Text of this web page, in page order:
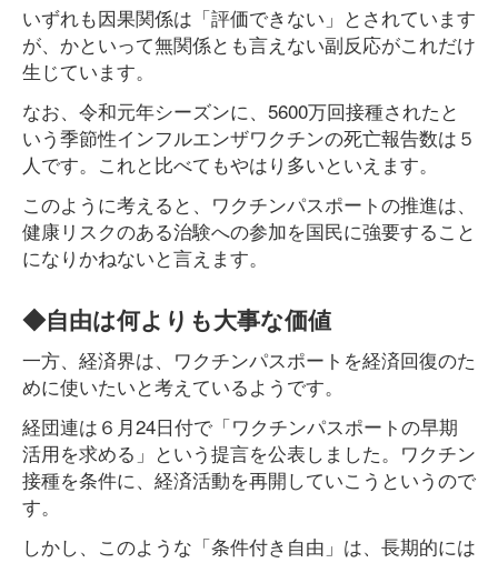
いずれも因果関係は「評価できない」とされています
が、かといって無関係とも言えない副反応がこれだけ
生じています。
なお、令和元年シーズンに、5600万回接種されたと
いう季節性インフルエンザワクチンの死亡報告数は５
人です。これと比べてもやはり多いといえます。
このように考えると、ワクチンパスポートの推進は、
健康リスクのある治験への参加を国民に強要すること
になりかねないと言えます。
◆自由は何よりも大事な価値
一方、経済界は、ワクチンパスポートを経済回復のた
めに使いたいと考えているようです。
経団連は６月24日付で「ワクチンパスポートの早期
活用を求める」という提言を公表しました。ワクチン
接種を条件に、経済活動を再開していこうというので
す。
しかし、このような「条件付き自由」は、長期的には